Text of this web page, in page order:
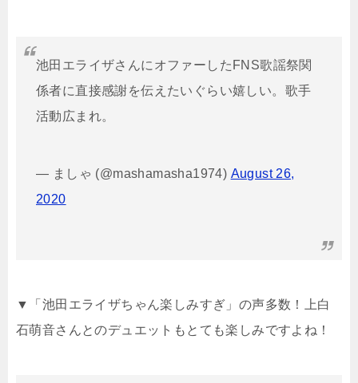
池田エライザさんにオファーしたFNS歌謡祭関
係者に直接感謝を伝えたいぐらい嬉しい。歌手
活動広まれ。
— ましゃ (@mashamasha1974) August 26,
2020
▼「池田エライザちゃん楽しみすぎ」の声多数！上白
石萌音さんとのデュエットもとても楽しみですよね！